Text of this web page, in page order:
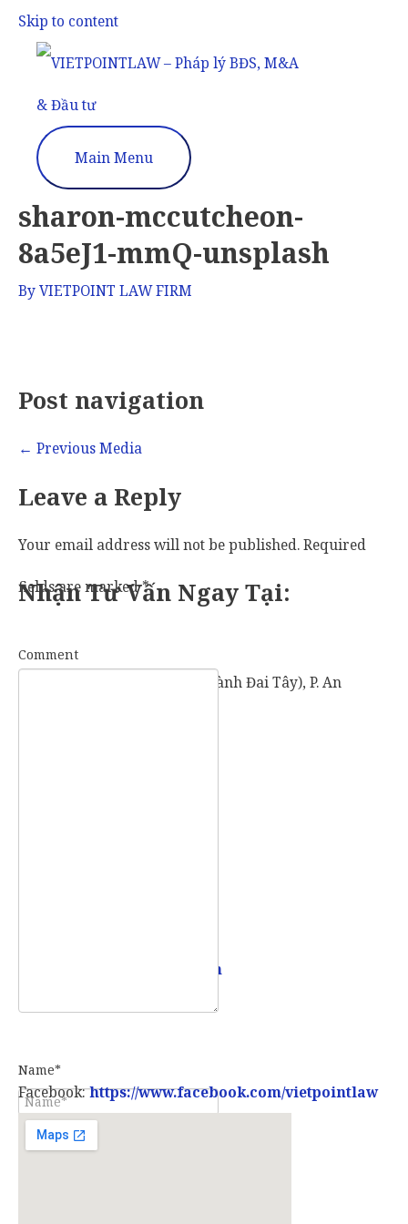
Skip to content
Main Menu
sharon-mccutcheon-
8a5eJ1-mmQ-unsplash
ByVIETPOINT LAW FIRM
Post navigation
← Previous Media
Leave a Reply
Your email address will not be published.Required
fields are marked*
Comment
Name*
Nhận Tư Vấn Ngay Tại:
57 Vành Đai Tây (số cũ: 936 Vành Đai Tây), P. An
info@vietpointlaw.vn
Facebook:https://www.facebook.com/vietpointlaw